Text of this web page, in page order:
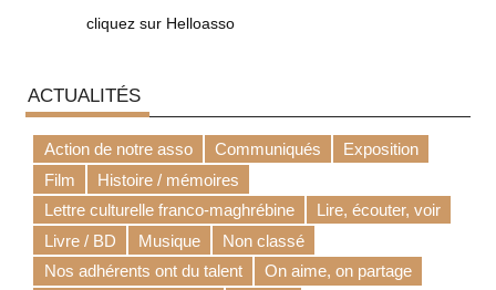
cliquez sur Helloasso
ACTUALITÉS
Action de notre asso Communiqués
Exposition
Film
Histoire / mémoires
Lettre culturelle franco-maghrébine
Lire, écouter, voir
Livre / BD
Musique
Non classé
Nos adhérents ont du talent
On aime, on partage